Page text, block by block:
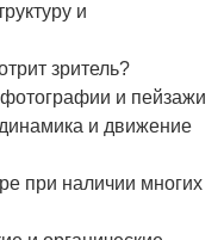
и
зритель?
и пейзажи
и движение
при наличии многих